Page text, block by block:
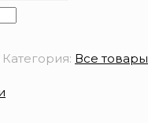
Категория: Все товары